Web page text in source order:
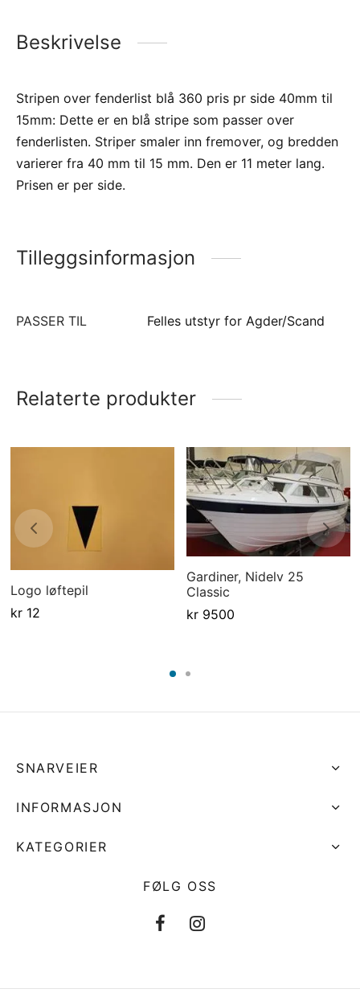
Beskrivelse
Stripen over fenderlist blå 360 pris pr side 40mm til
15mm: Dette er en blå stripe som passer over
fenderlisten. Striper smaler inn fremover, og bredden
varierer fra 40 mm til 15 mm. Den er 11 meter lang.
Prisen er per side.
Tilleggsinformasjon
PASSER TIL Felles utstyr for Agder/Scand
Relaterte produkter
Logo løftepil
kr12
Gardiner, Nidelv 25
Classic
kr9500
SNARVEIER
INFORMASJON
KATEGORIER
FØLG OSS